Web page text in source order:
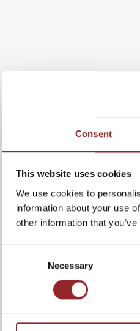
Consent
This website uses cookies
We use cookies to
information about your use
other information that
Necessary